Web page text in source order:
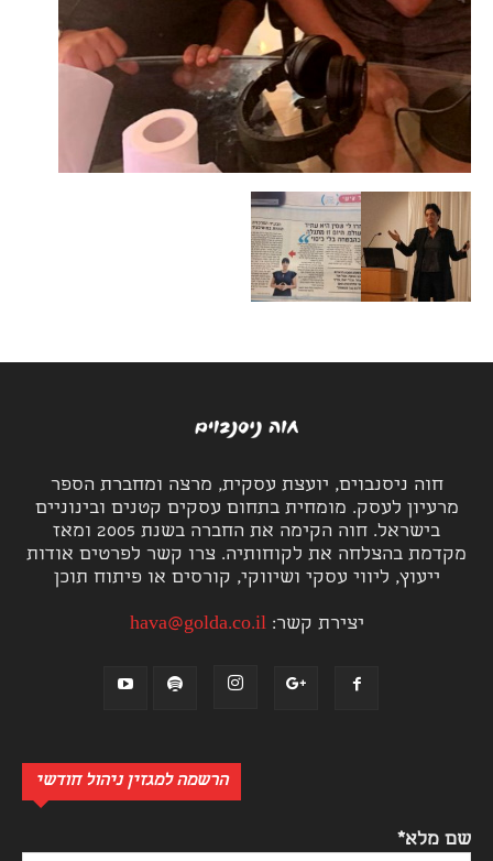
חוה ניסנבוים, יועצת עסקית, מרצה ומחברת הספר
מרעיון לעסק. מומחית בתחום עסקים קטנים ובינוניים
בישראל. חוה הקימה את החברה בשנת 2005 ומאז
מקדמת בהצלחה את לקוחותיה. צרו קשר לפרטים אודות
ייעוץ, ליווי עסקי ושיווקי, קורסים או פיתוח תוכן
יצירת קשר:hava@golda.co.il
הרשמה למגזין ניהול חודשי
שם מלא*